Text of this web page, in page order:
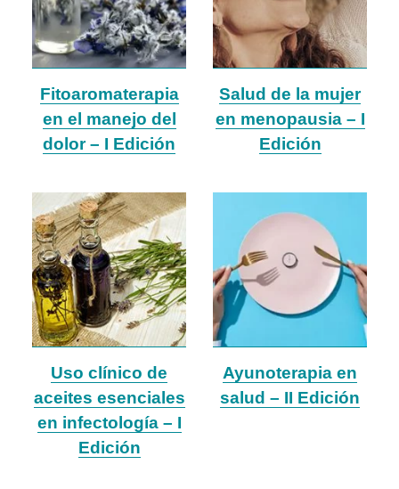
Fitoaromaterapia
en el manejo del
dolor – I Edición
Salud de la mujer
en menopausia – I
Edición
Uso clínico de
aceites esenciales
en infectología – I
Edición
Ayunoterapia en
salud – II Edición